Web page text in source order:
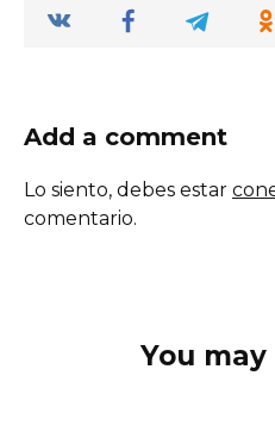
Add a comment
Lo siento, debes estar
comentario.
You